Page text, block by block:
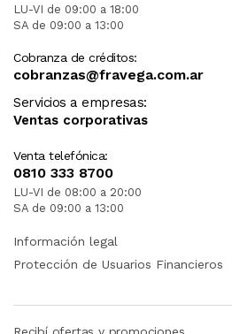
LU-VI de 09:00 a 18:00
SA de 09:00 a 13:00
Cobranza de créditos:
cobranzas@fravega.com.ar
Servicios a empresas:
Ventas corporativas
Venta telefónica:
0810 333 8700
LU-VI de 08:00 a 20:00
SA de 09:00 a 13:00
Información legal
Protección de Usuarios Financieros